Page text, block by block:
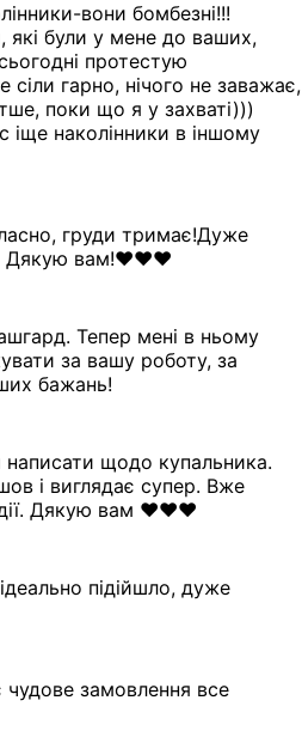
вони бомбезні!!!
які були у мене до ваших,
протестую
сіли гарно, нічого не заважає,
поки що я у захваті)))
наколінники в іншому
груди тримає!Дуже
Дякую вам!❤️❤️❤️
Тепер мені в ньому
за вашу роботу, за
бажань!
щодо купальника.
і виглядає супер. Вже
дії. Дякую вам ❤️❤️❤️
підійшло, дуже
замовлення все